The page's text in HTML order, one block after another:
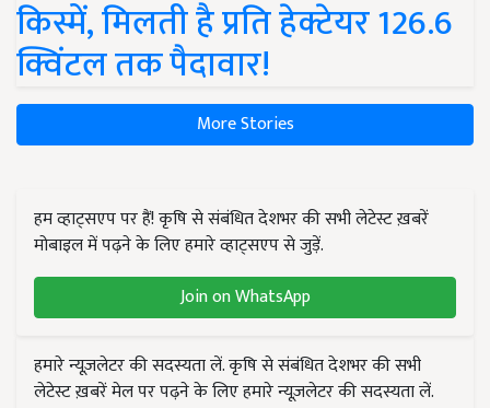
किस्में, मिलती है प्रति हेक्टेयर 126.6
क्विंटल तक पैदावार!
More Stories
हम व्हाट्सएप पर हैं! कृषि से संबंधित देशभर की सभी लेटेस्ट ख़बरें
मोबाइल में पढ़ने के लिए हमारे व्हाट्सएप से जुड़ें.
Join on WhatsApp
हमारे न्यूज़लेटर की सदस्यता लें. कृषि से संबंधित देशभर की सभी
लेटेस्ट ख़बरें मेल पर पढ़ने के लिए हमारे न्यूज़लेटर की सदस्यता लें.